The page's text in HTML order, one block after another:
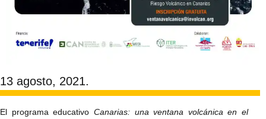
13 agosto, 2021.
El programa educativo Canarias: una ventana volcánica en el